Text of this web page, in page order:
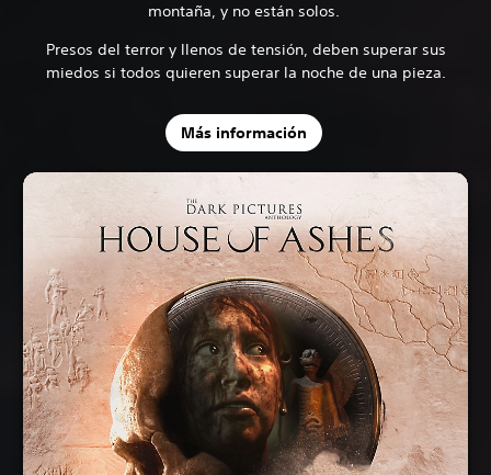
montaña, y no están solos.
Presos del terror y llenos de tensión, deben superar sus
miedos si todos quieren superar la noche de una pieza.
Más información